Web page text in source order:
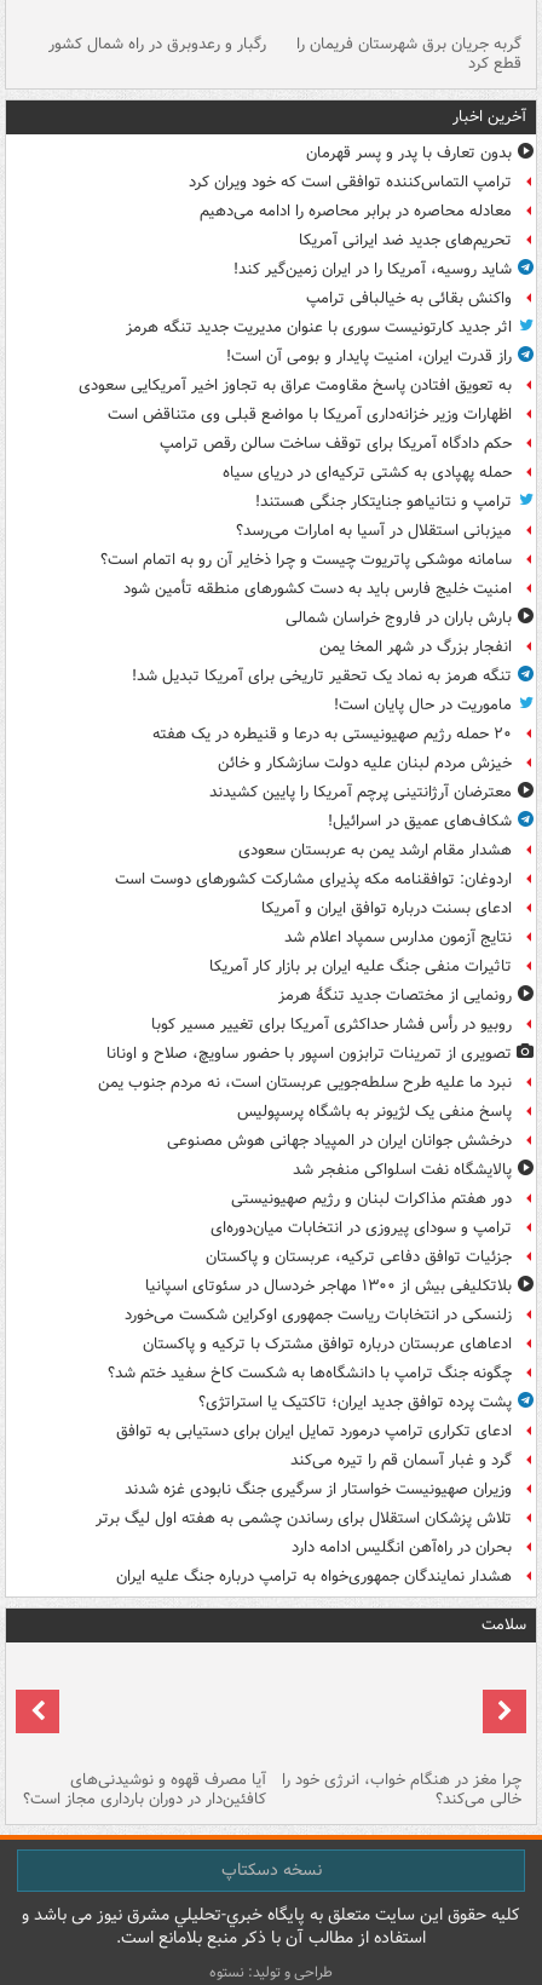
گربه جریان برق شهرستان فریمان را
قطع کرد
رگبار و رعدوبرق در راه شمال کشور
آخرین اخبار
بدون تعارف با پدر و پسر قهرمان
ترامپ التماس‌کننده توافقی است که خود ویران کرد
معادله محاصره در برابر محاصره را ادامه می‌دهیم
تحریم‌های جدید ضد ایرانی آمریکا
شاید روسیه، آمریکا را در ایران زمین‌گیر کند!
واکنش بقائی به خیالبافی ترامپ
اثر جدید کارتونیست سوری با عنوان مدیریت جدید تنگه هرمز
راز قدرت ایران، امنیت پایدار و بومی آن است!
به تعویق افتادن پاسخ مقاومت عراق به تجاوز اخیر آمریکایی سعودی
اظهارات وزیر خزانه‌داری آمریکا با مواضع قبلی وی متناقض است
حکم دادگاه آمریکا برای توقف ساخت سالن رقص ترامپ
حمله پهپادی به کشتی ترکیه‌ای در دریای سیاه
ترامپ و نتانیاهو جنایتکار جنگی هستند!
میزبانی استقلال در آسیا به امارات می‌رسد؟
سامانه موشکی پاتریوت چیست و چرا ذخایر آن رو به اتمام است؟
امنیت خلیج فارس باید به دست کشورهای منطقه تأمین شود
بارش باران در فاروج خراسان شمالی
انفجار بزرگ در شهر المخا یمن
تنگه هرمز به نماد یک تحقیر تاریخی برای آمریکا تبدیل شد!
ماموریت در حال پایان است!
۲۰ حمله رژیم صهیونیستی به درعا و قنیطره در یک هفته
خیزش مردم لبنان علیه دولت سازشکار و خائن
معترضان آرژانتینی پرچم آمریکا را پایین کشیدند
شکاف‌های عمیق در اسرائیل!
هشدار مقام ارشد یمن به عربستان سعودی
اردوغان: توافقنامه مکه پذیرای مشارکت کشورهای دوست است
ادعای بسنت درباره توافق ایران و آمریکا
نتایج آزمون مدارس سمپاد اعلام شد
تاثیرات منفی جنگ علیه ایران بر بازار کار آمریکا
رونمایی از مختصات جدید تنگۀ هرمز
روبیو در رأس فشار حداکثری آمریکا برای تغییر مسیر کوبا
تصویری از تمرینات ترابزون اسپور با حضور ساویچ، صلاح و اونانا
نبرد ما علیه طرح سلطه‌جویی عربستان است، نه مردم جنوب یمن
پاسخ منفی یک لژیونر به باشگاه پرسپولیس
درخشش جوانان ایران در المپیاد جهانی هوش مصنوعی
پالایشگاه نفت اسلواکی منفجر شد
دور هفتم مذاکرات لبنان و رژیم صهیونیستی
ترامپ و سودای پیروزی در انتخابات میان‌دوره‌ای
جزئیات توافق دفاعی ترکیه، عربستان و پاکستان
بلاتکلیفی بیش از ۱۳۰۰ مهاجر خردسال در سئوتای اسپانیا
زلنسکی در انتخابات ریاست جمهوری اوکراین شکست می‌خورد
ادعاهای عربستان درباره توافق مشترک با ترکیه و پاکستان
چگونه جنگ ترامپ با دانشگاه‌ها به شکست کاخ سفید ختم شد؟
پشت پرده توافق جدید ایران؛ تاکتیک یا استراتژی؟
ادعای تکراری ترامپ درمورد تمایل ایران برای دستیابی به توافق
گرد و غبار آسمان قم را تیره می‌کند
وزیران صهیونیست خواستار از سرگیری جنگ نابودی غزه شدند
تلاش پزشکان استقلال برای رساندن چشمی به هفته اول لیگ برتر
بحران در راه‌آهن انگلیس ادامه دارد
هشدار نمایندگان جمهوری‌خواه به ترامپ درباره جنگ علیه ایران
سلامت
چرا مغز در هنگام خواب، انرژی خود را
خالی می‌کند؟
آیا مصرف قهوه و نوشیدنی‌های
کافئین‌دار در دوران بارداری مجاز است؟
نسخه دسکتاپ
کليه حقوق اين سايت متعلق به پایگاه خبري-تحليلي مشرق نيوز می باشد و
استفاده از مطالب آن با ذکر منبع بلامانع است.
طراحی و تولید: نستوه